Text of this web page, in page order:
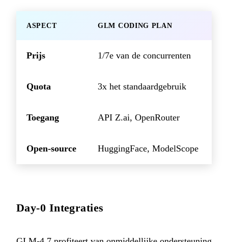
ASPECT GLM CODING PLAN
Prijs 1/7e van de concurrenten
Quota 3x het standaardgebruik
Toegang API Z.ai, OpenRouter
Open-source HuggingFace, ModelScope
Day-0 Integraties